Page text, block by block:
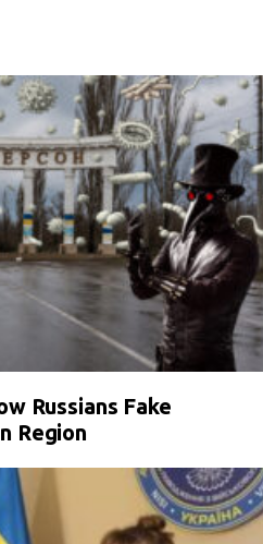
Russians Fake
Region